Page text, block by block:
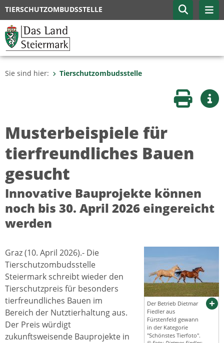
TIERSCHUTZOMBUDSSTELLE
Sie sind hier: Tierschutzombudsstelle
Seite
Musterbeispiele für
tierfreundliches Bauen
gesucht
Innovative Bauprojekte können
noch bis 30. April 2026 eingereicht
werden
Der Betrieb Dietmar
Fiedler aus
Fürstenfeld gewann
in der Kategorie
"Schönstes Tierfoto".
Graz (10. April 2026).- Die
Tierschutzombudsstelle
Steiermark schreibt wieder den
Tierschutzpreis für besonders
tierfreundliches Bauen im
Bereich der Nutztierhaltung aus.
Der Preis würdigt
zukunftsweisende Bauprojekte in